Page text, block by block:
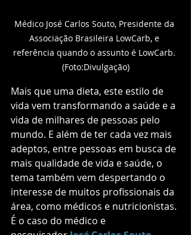
Médico José Carlos Souto, Presidente da
Associação Brasileira LowCarb, e
referência quando o assunto é LowCarb.
(Foto:Divulgação)
Mais que uma dieta, este estilo de
vida vem transformando a saúde e a
vida de milhares de pessoas pelo
mundo. E além de ter cada vez mais
adeptos, entre pessoas em busca de
mais qualidade de vida e saúde, o
tema também vem despertando o
interesse de muitos profissionais da
área, como médicos e nutricionistas.
É o caso do médico e